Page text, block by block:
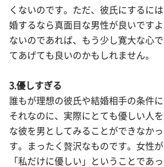
くないのです。ただ、彼氏にするに
婚するなら真面目な男性が良いです
ないのであれば、もう少し寛大な心
てあげても良いのかもしれません。
3.優しすぎる
誰もが理想の彼氏や結婚相手の条件に
それなのに、実際にとても優しい人
な彼を男としてみることができなか
す。まったく贅沢なものです。女性
「私だけに優しい」ということであ